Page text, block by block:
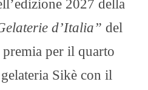
2027 della
d’Italia” del
premia per il quarto
Sikè con il